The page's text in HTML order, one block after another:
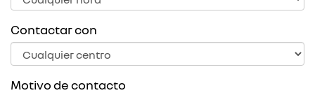
Contactar con
Motivo de contacto